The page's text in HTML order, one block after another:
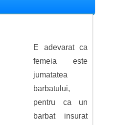
E adevarat ca
femeia este
jumatatea
barbatului,
pentru ca un
barbat insurat